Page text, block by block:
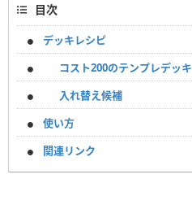
目次
デッキレシピ
コスト200のテンプレデッキ
入れ替え候補
使い方
関連リンク